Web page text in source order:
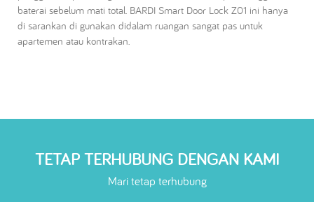
baterai sebelum mati total. BARDI Smart Door Lock Z01 ini hanya
di sarankan di gunakan didalam ruangan sangat pas untuk
apartemen atau kontrakan.
TETAP TERHUBUNG DENGAN KAMI
Mari tetap terhubung